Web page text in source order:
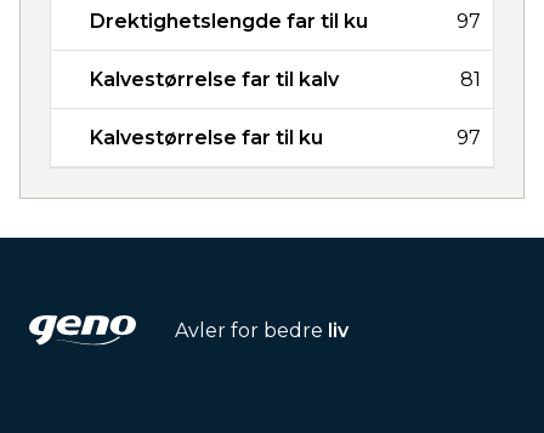
Drektighetslengde far til ku 97
Kalvestørrelse far til kalv 81
Kalvestørrelse far til ku 97
Avler for bedre liv